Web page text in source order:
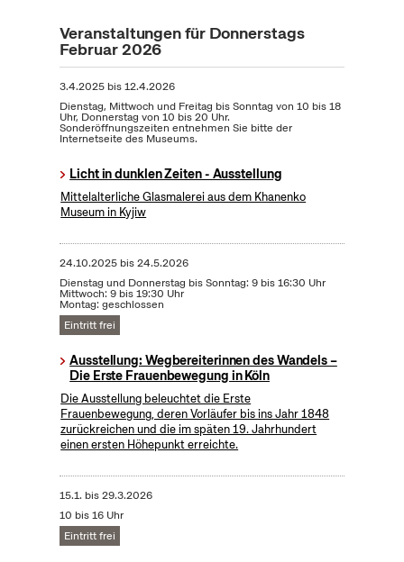
Veranstaltungen für Donnerstags
Februar 2026
3.4.2025bis12.4.2026
Dienstag, Mittwoch und Freitag bis Sonntag von 10 bis 18
Uhr, Donnerstag von 10 bis 20 Uhr.
Sonderöffnungszeiten entnehmen Sie bitte der
Internetseite des Museums.
Licht in dunklen Zeiten - Ausstellung
Mittelalterliche Glasmalerei aus dem Khanenko
Museum in Kyjiw
24.10.2025bis24.5.2026
Dienstag und Donnerstag bis Sonntag: 9 bis 16:30 Uhr
Mittwoch: 9 bis 19:30 Uhr
Montag: geschlossen
Eintritt frei
Ausstellung: Wegbereiterinnen des Wandels –
Die Erste Frauenbewegung in Köln
Die Ausstellung beleuchtet die Erste
Frauenbewegung, deren Vorläufer bis ins Jahr 1848
zurückreichen und die im späten 19. Jahrhundert
einen ersten Höhepunkt erreichte.
15.1. bis29.3.2026
10 bis 16 Uhr
Eintritt frei